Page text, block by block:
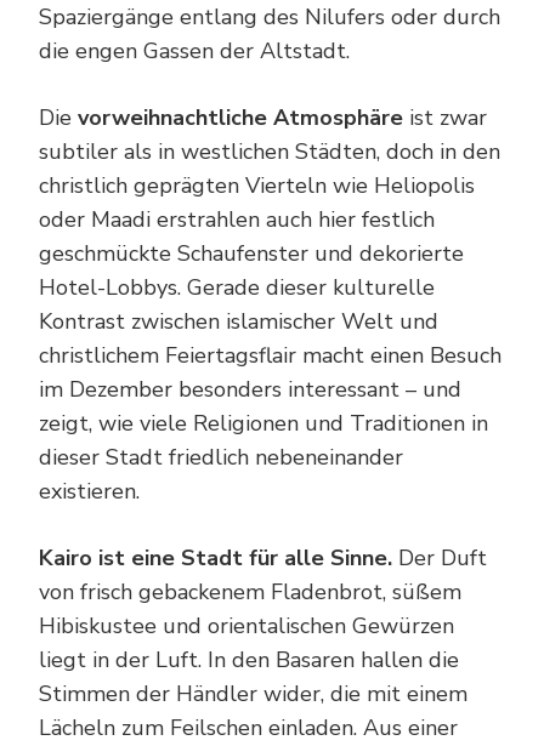
Spaziergänge entlang des Nilufers oder durch
die engen Gassen der Altstadt.
Die vorweihnachtliche Atmosphäre ist zwar
subtiler als in westlichen Städten, doch in den
christlich geprägten Vierteln wie Heliopolis
oder Maadi erstrahlen auch hier festlich
geschmückte Schaufenster und dekorierte
Hotel-Lobbys. Gerade dieser kulturelle
Kontrast zwischen islamischer Welt und
christlichem Feiertagsflair macht einen Besuch
im Dezember besonders interessant – und
zeigt, wie viele Religionen und Traditionen in
dieser Stadt friedlich nebeneinander
existieren.
Kairo ist eine Stadt für alle Sinne. Der Duft
von frisch gebackenem Fladenbrot, süßem
Hibiskustee und orientalischen Gewürzen
liegt in der Luft. In den Basaren hallen die
Stimmen der Händler wider, die mit einem
Lächeln zum Feilschen einladen. Aus einer